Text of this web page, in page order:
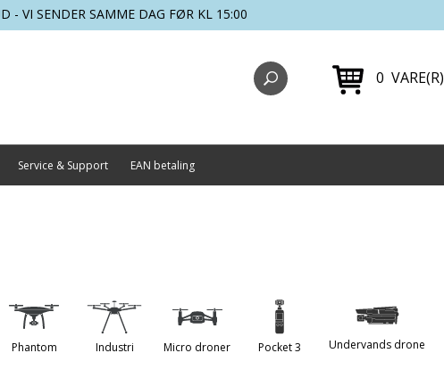
- VI SENDER SAMME DAG FØR KL 15:00
0 VARE(R)
Service & Support EAN betaling
Phantom Industri Micro droner Pocket 3 Undervands drone